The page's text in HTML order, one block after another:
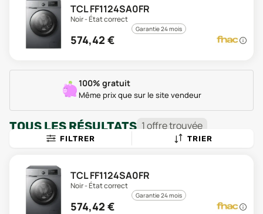
TCL FF1124SA0FR
Noir - État correct
Garantie 24 mois
574,42 €
100% gratuit
Même prix que sur le site vendeur
TOUS LES RÉSULTATS 1offretrouvée
FILTRER TRIER
TCL FF1124SA0FR
Noir - État correct
Garantie 24 mois
574,42 €